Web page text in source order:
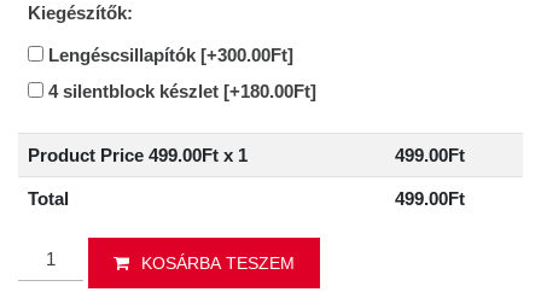
Kiegészítők:
Lengéscsillapítók [+300.00Ft]
4 silentblock készlet [+180.00Ft]
Product Price 499.00Ft x 1 499.00Ft
Total 499.00Ft
Hátsó
KOSÁRBA TESZEM